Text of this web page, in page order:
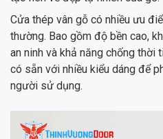
Cửa thép vân gỗ có nhiều ưu
thường. Bao gồm độ bền cao,
an ninh và khả năng chống thời
có sẵn với nhiều kiểu dáng để
người sử dụng.